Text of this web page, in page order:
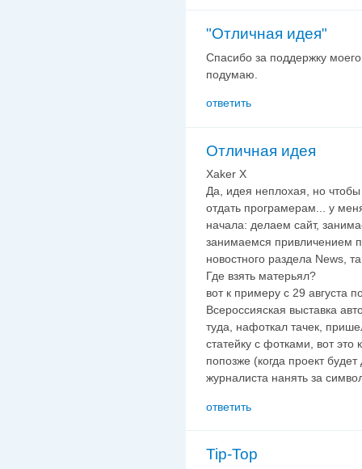
"Отличная идея"
Спасибо за поддержку
подумаю.
ответить
Отличная идея
Xaker X
Да, идея неплохая, но
отдать програмерам... у
начала: делаем сайт,
занимаемся привличением
новостного раздела News,
Где взять матерьял?
вот к примеру с 29 августа
Всероссияская выставка
туда, нафоткал тачек,
статейку с фотками, вот это
попозже (когда проект
журналиста нанять за
ответить
Tip-Top